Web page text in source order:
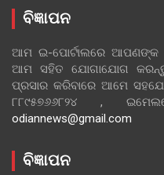
ବିଜ୍ଞାପନ
ଆମ ଇ-ପୋର୍ଟାଲରେ ଆପଣଙ୍କ
ଆମ ସହିତ ଯୋଗାଯୋଗ
ପ୍ରସାର କରିବାରେ ଆମେ
୮୮୯୫୭୬୬୮୨୪ ,
odiannews@gmail.com
ବିଜ୍ଞାପନ